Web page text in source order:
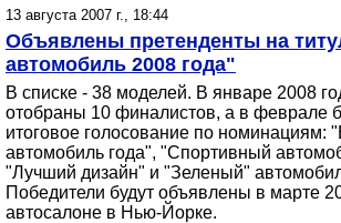
13 августа 2007 г., 18:44
Объявлены претенденты на
автомобиль 2008 года"
В списке - 38 моделей. В январе 2008
отобраны 10 финалистов, а в феврале
итоговое голосование по номинациям:
автомобиль года", "Спортивный
"Лучший дизайн" и "Зеленый"
Победители будут объявлены в марте
автосалоне в Нью-Йорке.